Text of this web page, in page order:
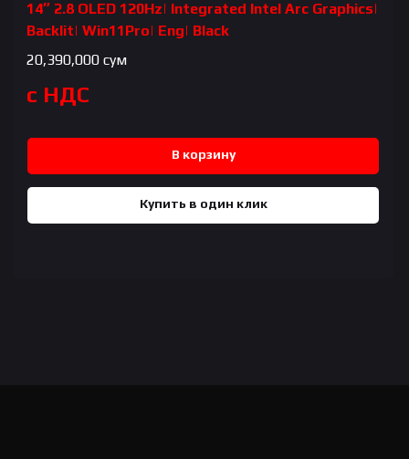
14″ 2.8 OLED 120Hz| Integrated Intel Arc Graphics|
Backlit| Win11Pro| Eng| Black
20,390,000 сум
с НДС
В корзину
Купить в один клик